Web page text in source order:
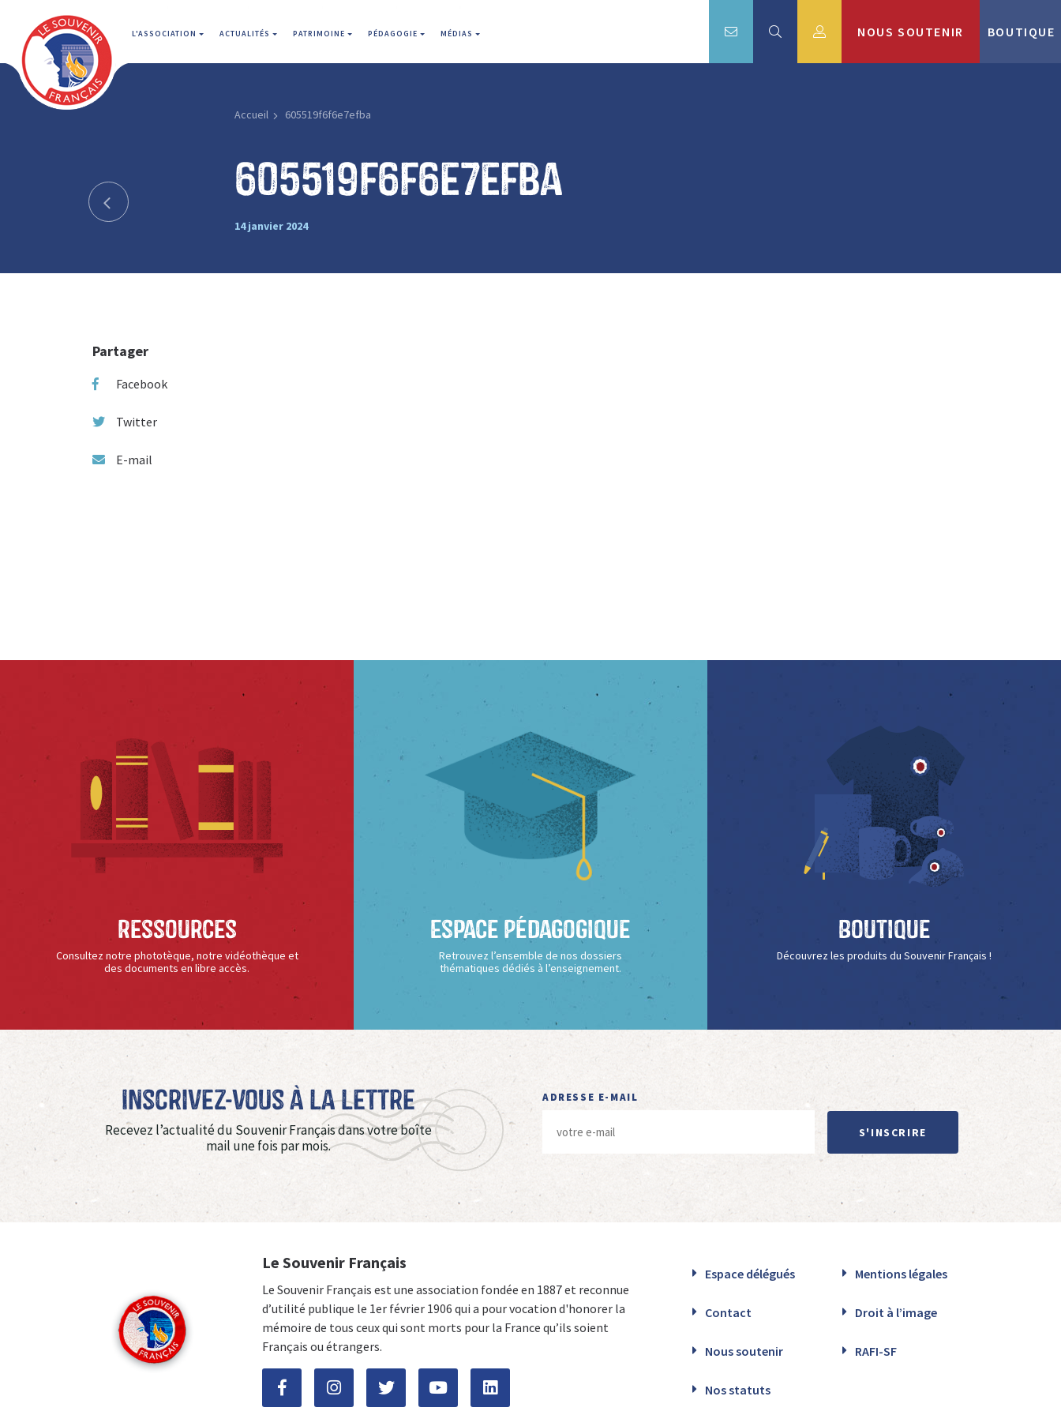
L'ASSOCIATION ACTUALITÉS PATRIMOINE PÉDAGOGIE MÉDIAS NOUS SOUTENIR BOUTIQUE
Accueil 605519f6f6e7efba
605519f6f6e7efba
14 janvier 2024
Partager
Facebook
Twitter
E-mail
Ressources
Consultez notre phototèque, notre vidéothèque et
des documents en libre accès.
Espace Pédagogique
Retrouvez l’ensemble de nos dossiers
thématiques dédiés à l’enseignement.
Boutique
Découvrez les produits du Souvenir Français !
Inscrivez-vous à La Lettre
Recevez l’actualité du Souvenir Français dans votre boîte
mail une fois par mois.
ADRESSE E-MAIL
S'INSCRIRE
Le Souvenir Français
Le Souvenir Français est une association fondée en 1887 et reconnue
d’utilité publique le 1er février 1906 qui a pour vocation d'honorer la
mémoire de tous ceux qui sont morts pour la France qu’ils soient
Français ou étrangers.
Espace délégués Mentions légales
Contact Droit à l’image
Nous soutenir RAFI-SF
Nos statuts